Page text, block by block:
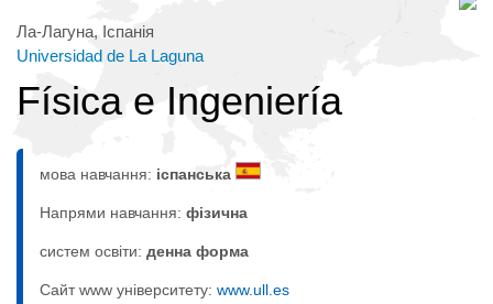
Ла-Лагуна, Іспанія
Universidad de La Laguna
Física e Ingeniería
мова навчання: іспанська
Напрями навчання: фізична
систем освіти: денна форма
Сайт www університету: www.ull.es